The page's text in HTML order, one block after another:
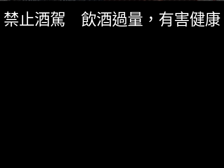
禁止酒駕 飲酒過量，有害健康